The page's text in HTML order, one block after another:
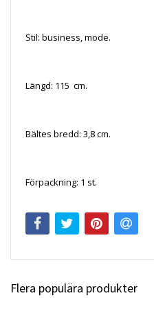
Stil: business, mode.
Längd: 115 cm.
Bältes bredd: 3,8 cm.
Förpackning: 1 st.
Flera populära produkter